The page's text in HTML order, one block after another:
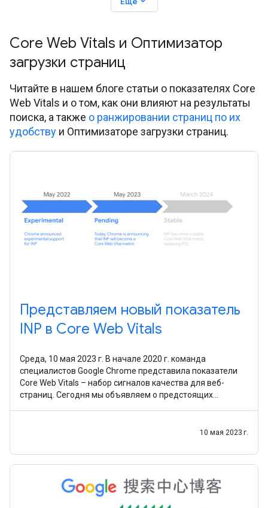
Core Web Vitals и Оптимизатор
загрузки страниц
Читайте в нашем блоге статьи о показателях Core
Web Vitals и о том, как они влияют на результаты
поиска, а также о ранжировании страниц по их
удобству и Оптимизаторе загрузки страниц.
Представляем новый показатель
INP в Core Web Vitals
Среда, 10 мая 2023 г. В начале 2020 г. команда
специалистов Google Chrome представила показатели
Core Web Vitals – набор сигналов качества для веб-
страниц. Сегодня мы объявляем о предстоящих
10 мая 2023 г.